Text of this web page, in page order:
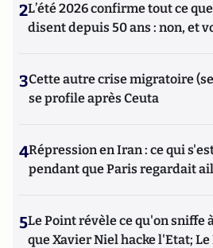
2L’été 2026 confirme tout ce
disent depuis 50 ans : non, et
3Cette autre crise migratoire
se profile après Ceuta
4Répression en Iran : ce qui
pendant que Paris regardait
5Le Point révèle ce qu'on sniffe
que Xavier Niel hacke l'Etat;